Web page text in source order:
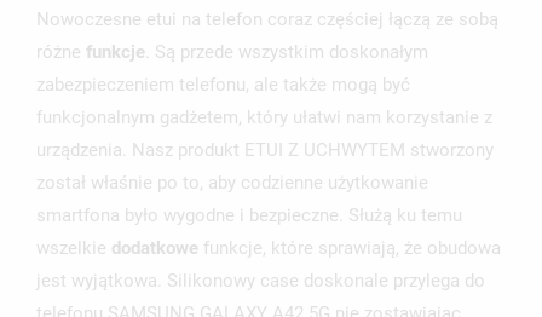
Nowoczesne etui na telefon coraz częściej łączą ze sobą
różne funkcje . Są przede wszystkim doskonałym
zabezpieczeniem telefonu, ale także mogą być
funkcjonalnym gadżetem, który ułatwi nam korzystanie z
urządzenia. Nasz produkt ETUI Z UCHWYTEM stworzony
został właśnie po to, aby codzienne użytkowanie
smartfona było wygodne i bezpieczne. Służą ku temu
wszelkie dodatkowe funkcje, które sprawiają, że obudowa
jest wyjątkowa. Silikonowy case doskonale przylega do